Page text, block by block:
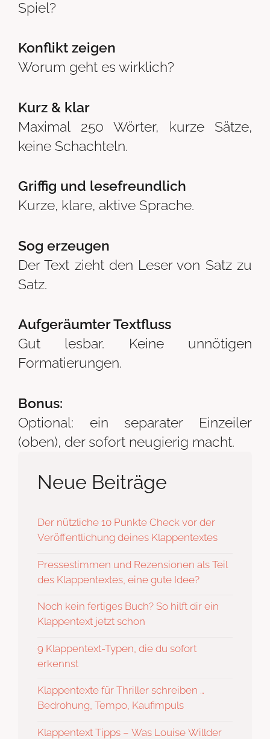
Spiel?
Konflikt zeigen
Worum geht es wirklich?
Kurz & klar
Maximal 250 Wörter, kurze Sätze,
keine Schachteln.
Griffig und lesefreundlich
Kurze, klare, aktive Sprache.
Sog erzeugen
Der Text zieht den Leser von Satz zu
Satz.
Aufgeräumter Textfluss
Gut lesbar. Keine unnötigen
Formatierungen.
Bonus:
Optional: ein separater Einzeiler
(oben), der sofort neugierig macht.
Neue Beiträge
Der nützliche 10 Punkte Check vor der
Veröffentlichung deines Klappentextes
Pressestimmen und Rezensionen als Teil
des Klappentextes, eine gute Idee?
Noch kein fertiges Buch? So hilft dir ein
Klappentext jetzt schon
9 Klappentext-Typen, die du sofort
erkennst
Klappentexte für Thriller schreiben …
Bedrohung, Tempo, Kaufimpuls
Klappentext Tipps – Was Louise Willder